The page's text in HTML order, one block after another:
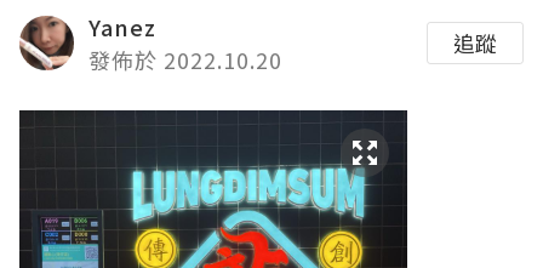
Yanez
發佈於 2022.10.20
追蹤